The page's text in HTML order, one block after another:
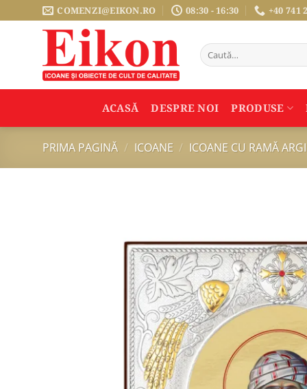
la
COMENZI@EIKON.RO 08:30 - 16:30 +40 741
Caută
după:
ACASĂ DESPRE NOI PRODUSE
PRIMA PAGINĂ / ICOANE / ICOANE CU RAMĂ